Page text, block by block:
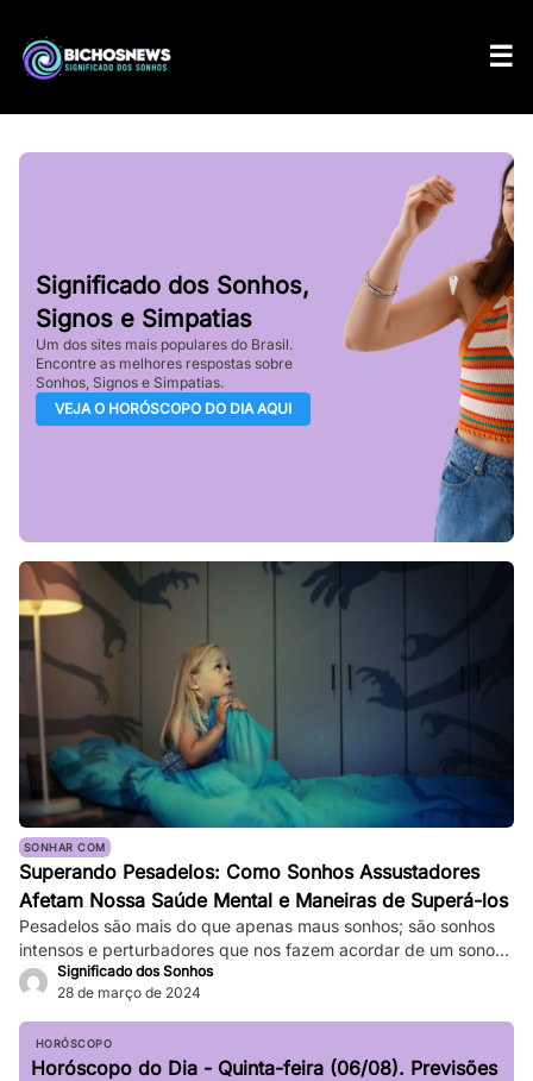
Significado dos Sonhos,
Signos e Simpatias
Um dos sites mais populares do Brasil.
Encontre as melhores respostas sobre
Sonhos, Signos e Simpatias.
VEJA O HORÓSCOPO DO DIA AQUI
SONHAR COM
Superando Pesadelos: Como Sonhos Assustadores
Afetam Nossa Saúde Mental e Maneiras de Superá-los
Pesadelos são mais do que apenas maus sonhos; são sonhos
intensos e perturbadores que nos fazem acordar de um sono
profundo. Eles podem ser tão vívidos e assustadores que
fazem nosso coração bater forte, e a sensação de medo
persiste mesmo depois de acordarmos. Enquanto pesadelos
ocasionais são comuns, ocorrências frequentes podem
impactar significativamente nossa […]
Significado dos Sonhos
28 de março de 2024
HORÓSCOPO
Horóscopo do Dia - Quinta-feira (06/08). Previsões